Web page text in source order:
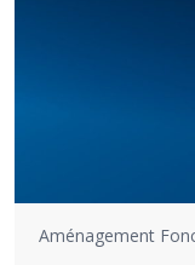
Aménagement